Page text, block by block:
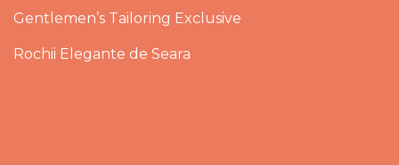
Gentlemen’s Tailoring Exclusive
Rochii Elegante de Seara